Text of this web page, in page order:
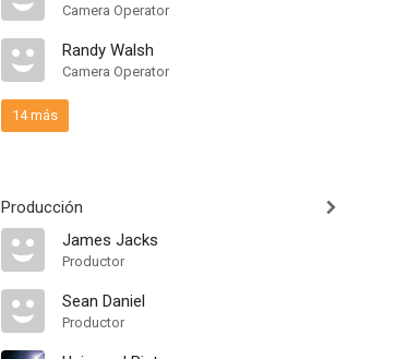
Camera Operator
Randy Walsh
Camera Operator
14 más
Producción
James Jacks
Productor
Sean Daniel
Productor